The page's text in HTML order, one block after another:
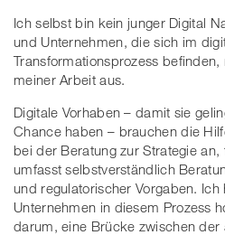
Ich selbst bin kein junger Digital
und Unternehmen, die sich im
Transformationsprozess
meiner Arbeit aus.
Digitale Vorhaben – damit sie
Chance haben – brauchen die
bei der Beratung zur Strategie
umfasst selbstverständlich
und regulatorischer Vorgaben.
Unternehmen in diesem Prozess
darum, eine Brücke zwischen